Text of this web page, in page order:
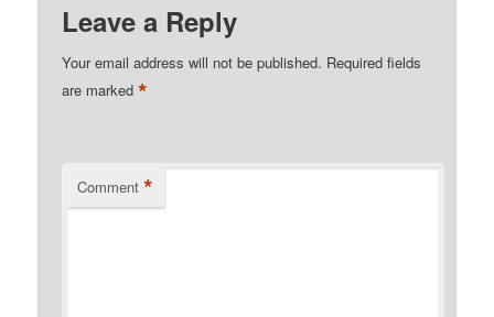
Leave a Reply
Your email address will not be published. Required fields
are marked*
Comment *